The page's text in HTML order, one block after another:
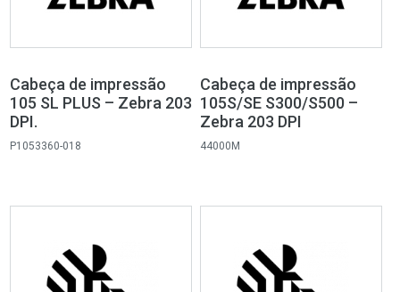
Cabeça de impressão
105 SL PLUS – Zebra 203
DPI.
P1053360-018
Cabeça de impressão
105S/SE S300/S500 –
Zebra 203 DPI
44000M